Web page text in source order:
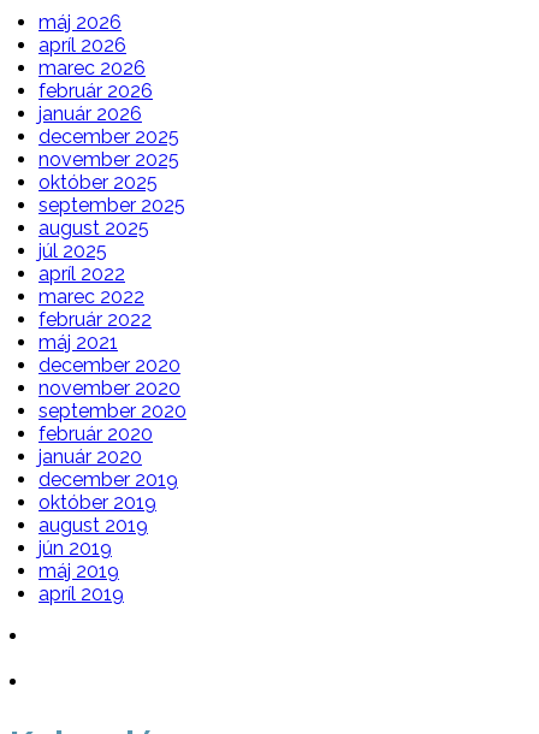
máj 2026
apríl 2026
marec 2026
február 2026
január 2026
december 2025
november 2025
október 2025
september 2025
august 2025
júl 2025
apríl 2022
marec 2022
február 2022
máj 2021
december 2020
november 2020
september 2020
február 2020
január 2020
december 2019
október 2019
august 2019
jún 2019
máj 2019
apríl 2019